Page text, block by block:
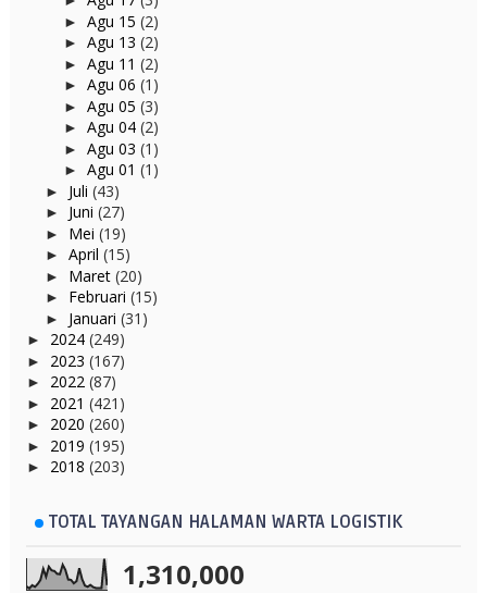
► Agu 15 (2)
► Agu 13 (2)
► Agu 11 (2)
► Agu 06 (1)
► Agu 05 (3)
► Agu 04 (2)
► Agu 03 (1)
► Agu 01 (1)
► Juli (43)
► Juni (27)
► Mei (19)
► April (15)
► Maret (20)
► Februari (15)
► Januari (31)
► 2024 (249)
► 2023 (167)
► 2022 (87)
► 2021 (421)
► 2020 (260)
► 2019 (195)
► 2018 (203)
TOTAL TAYANGAN HALAMAN WARTA LOGISTIK
1,310,000